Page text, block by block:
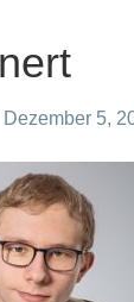
Dezember 5,